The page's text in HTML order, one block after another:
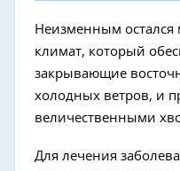
Неизменным остался
климат, который
закрывающие
холодных ветров, и
величественными
Для лечения